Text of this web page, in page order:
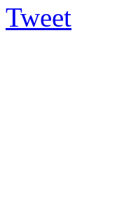
Tweet